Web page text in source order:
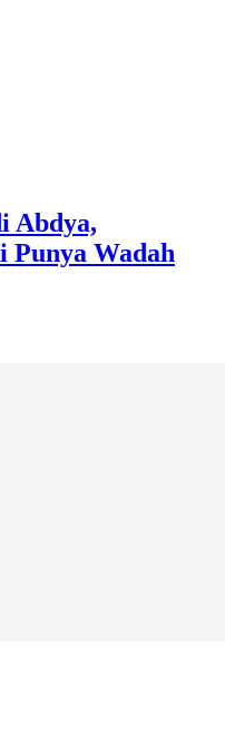
Abdya,
Punya Wadah